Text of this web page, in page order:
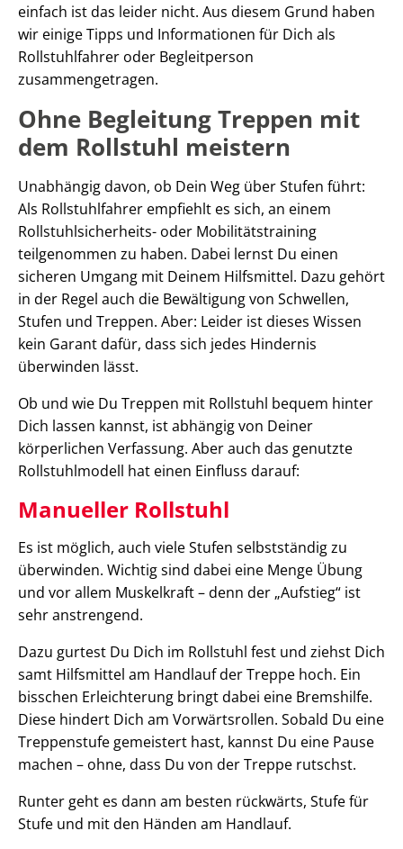
einfach ist das leider nicht. Aus diesem Grund haben
wir einige Tipps und Informationen für Dich als
Rollstuhlfahrer oder Begleitperson
zusammengetragen.
Ohne Begleitung Treppen mit
dem Rollstuhl meistern
Unabhängig davon, ob Dein Weg über Stufen führt:
Als Rollstuhlfahrer empfiehlt es sich, an einem
Rollstuhlsicherheits- oder Mobilitätstraining
teilgenommen zu haben. Dabei lernst Du einen
sicheren Umgang mit Deinem Hilfsmittel. Dazu gehört
in der Regel auch die Bewältigung von Schwellen,
Stufen und Treppen. Aber: Leider ist dieses Wissen
kein Garant dafür, dass sich jedes Hindernis
überwinden lässt.
Ob und wie Du Treppen mit Rollstuhl bequem hinter
Dich lassen kannst, ist abhängig von Deiner
körperlichen Verfassung. Aber auch das genutzte
Rollstuhlmodell hat einen Einfluss darauf:
Manueller Rollstuhl
Es ist möglich, auch viele Stufen selbstständig zu
überwinden. Wichtig sind dabei eine Menge Übung
und vor allem Muskelkraft – denn der „Aufstieg“ ist
sehr anstrengend.
Dazu gurtest Du Dich im Rollstuhl fest und ziehst Dich
samt Hilfsmittel am Handlauf der Treppe hoch. Ein
bisschen Erleichterung bringt dabei eine Bremshilfe.
Diese hindert Dich am Vorwärtsrollen. Sobald Du eine
Treppenstufe gemeistert hast, kannst Du eine Pause
machen – ohne, dass Du von der Treppe rutschst.
Runter geht es dann am besten rückwärts, Stufe für
Stufe und mit den Händen am Handlauf.